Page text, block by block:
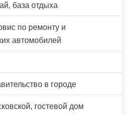
база отдыха
по ремонту и
автомобилей
в городе
гостевой дом